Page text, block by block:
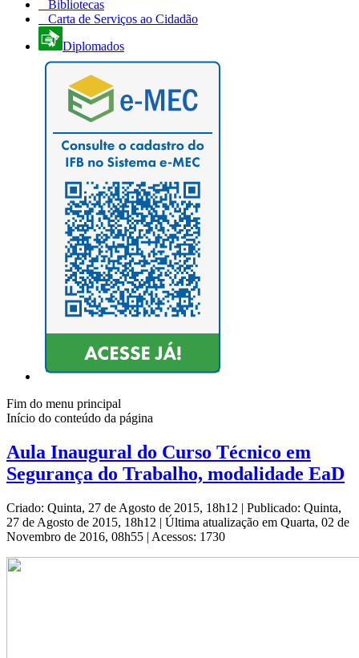
Bibliotecas
Carta de Serviços ao Cidadão
Diplomados
Fim do menu principal
Início do conteúdo da página
Aula Inaugural do Curso Técnico em
Segurança do Trabalho, modalidade EaD
Criado: Quinta, 27 de Agosto de 2015, 18h12 | Publicado: Quinta,
27 de Agosto de 2015, 18h12 | Última atualização em Quarta, 02 de
Novembro de 2016, 08h55 | Acessos: 1730